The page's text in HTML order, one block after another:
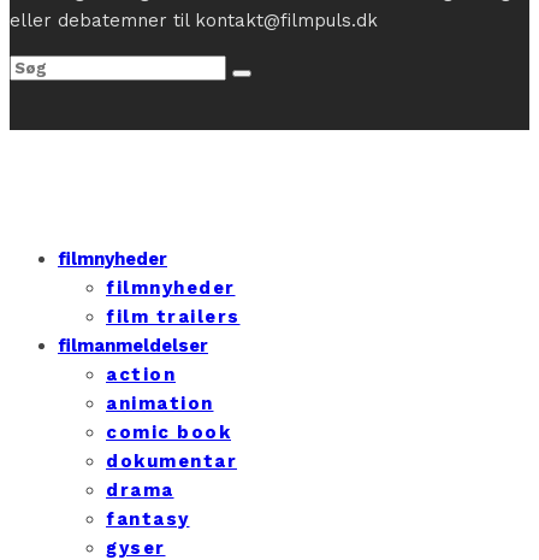
eller debatemner til kontakt@filmpuls.dk
filmnyheder
filmnyheder
film trailers
filmanmeldelser
action
animation
comic book
dokumentar
drama
fantasy
gyser